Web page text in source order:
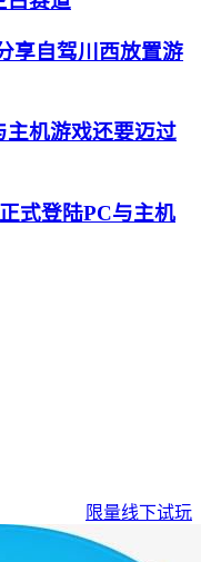
享自驾川西放置游
主机游戏还要迈过
式登陆PC与主机
限量线下试玩